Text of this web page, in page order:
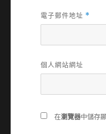
電子郵件地址 *
個人網站網址
在瀏覽器中儲存